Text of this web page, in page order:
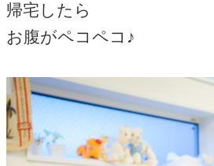
帰宅したら
お腹がペコペコ♪